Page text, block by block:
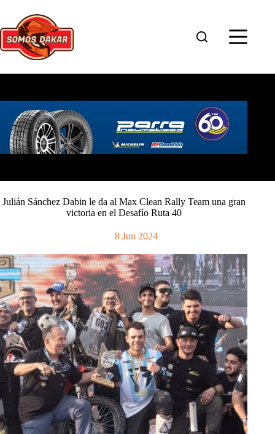
contenido
Julián Sánchez Dabin le da al Max Clean Rally Team una gran
victoria en el Desafío Ruta 40
8 Jun 2024